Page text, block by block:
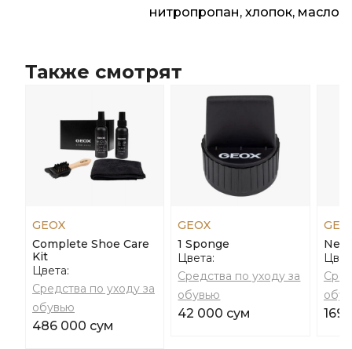
нитропропан, хлопок, масло
Также смотрят
GEOX
Complete Shoe Care
Kit
Цвета:
Средства по уходу за
обувью
486 000 сум
GEOX
1 Sponge
Цвета:
Средства по уходу за
обувью
42 000 сум 169